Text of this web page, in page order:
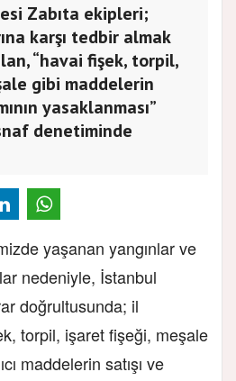
Zabıta ekipleri;
karşı tedbir almak
“havai fişek, torpil,
gibi maddelerin
yasaklanması”
denetiminde
yaşanan yangınlar ve
nedeniyle, İstanbul
doğrultusunda; il
torpil, işaret fişeği, meşale
maddelerin satışı ve